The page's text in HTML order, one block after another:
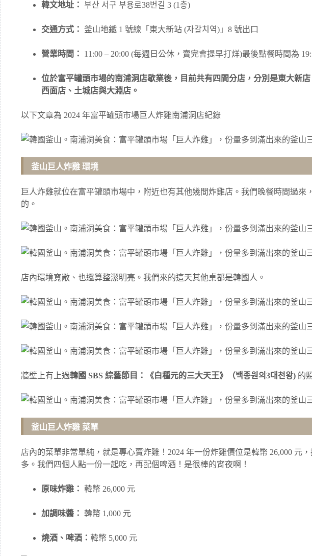
韓文地址： 부산 서구 부용로38번길 3 (1층)
交通方式： 釜山地鐵 1 號線「東大新站 (자갈치역)」8 號出口
營業時間： 11:00 – 20:00 (每週日公休，賣完會提早打烊)最後點餐時間為
位於富平罐頭市場的南浦洞店歇業後，目前共有四間分店，分別是東大新店
西面店、土城店與大淵店。
以下文章為 2024 年富平罐頭市場巨人炸雞南浦洞店紀錄
釜山巨人炸雞 環境
巨人炸雞就位在富平罐頭市場中，附近也有其他幾間炸雞店。我們晚餐時間過來
的。
店內環境寬敞、也還算整潔明亮。我們來的這天其他桌都是韓國人。
牆壁上有上過韓國 SBS 綜藝節目：《白種元的三大天王》（백종원의3대천왕) 的
釜山巨人炸雞 菜單
店內的菜單非常單純，就是專心賣炸雞！2024 年一份炸雞價位是韓幣 26,000 元
多。我們四個人點一份一起吃，再配個啤酒！是很棒的宵夜啊！
原味炸雞： 韓幣 26,000 元
加調味醬： 韓幣 1,000 元
燒酒、啤酒： 韓幣 5,000 元